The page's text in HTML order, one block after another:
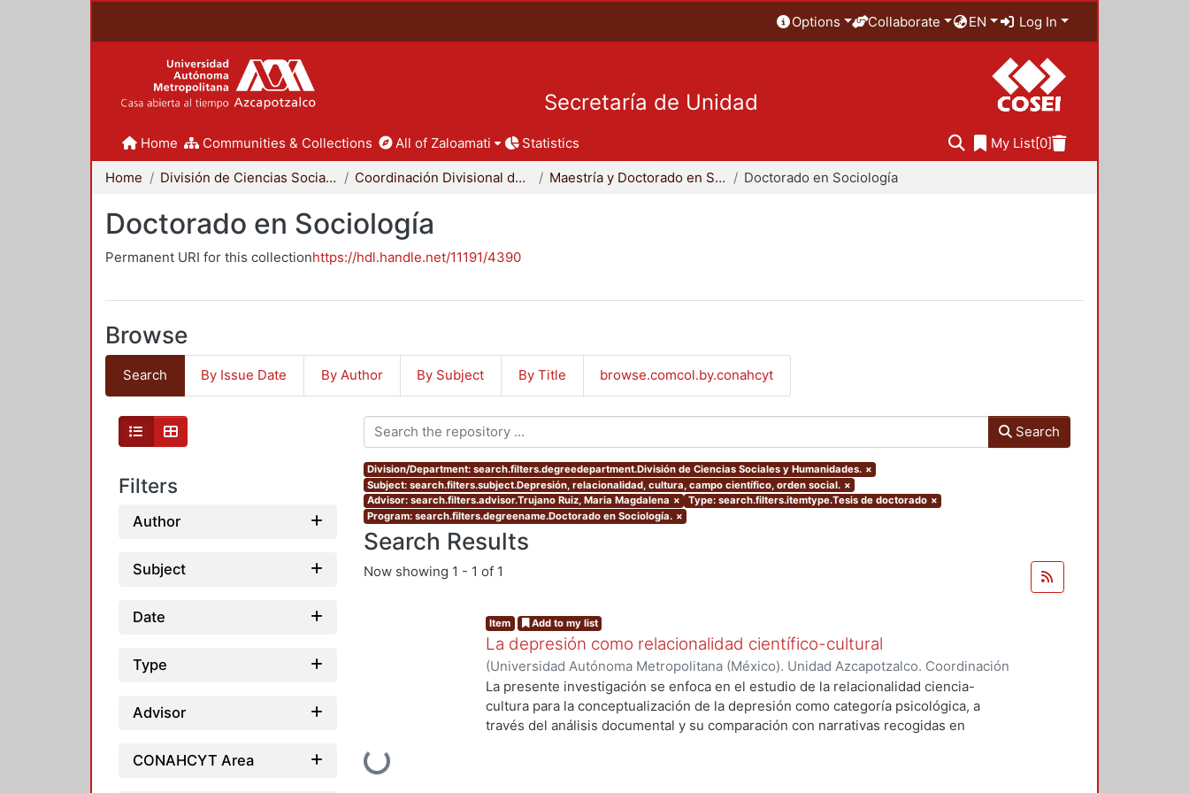
Options Collaborate EN Log In
Secretaría de Unidad
Home Communities & Collections All of Zaloamati Statistics My List[0]
Home División de Ciencias Sociales y Humanidades Coordinación Divisional de Posgrado Maestría y Doctorado en Sociología Doctorado en Sociología
Doctorado en Sociología
Permanent URI for this collectionhttps://hdl.handle.net/11191/4390
Browse
Search By Issue Date By Author By Subject By Title browse.comcol.by.conahcyt
Filters
Author
Subject
Date
Type
Advisor
CONAHCYT Area
Search
Division/Department: search.filters.degreedepartment.División de Ciencias Sociales y Humanidades. ×
Subject: search.filters.subject.Depresión, relacionalidad, cultura, campo científico, orden social. ×
Advisor: search.filters.advisor.Trujano Ruiz, Maria Magdalena × Type: search.filters.itemtype.Tesis de doctorado ×
Program: search.filters.degreename.Doctorado en Sociología. ×
Search Results
Now showing 1 - 1 of 1
Loading...
Item Add to my list
La depresión como relacionalidad científico-cultural
(Universidad Autónoma Metropolitana (México). Unidad Azcapotzalco. Coordinación
de Servicios de Información.,2023-09-02 )Huerta Muñoz, Laura
La presente investigación se enfoca en el estudio de la relacionalidad ciencia-
cultura para la conceptualización de la depresión como categoría psicológica, a
través del análisis documental y su comparación con narrativas recogidas en